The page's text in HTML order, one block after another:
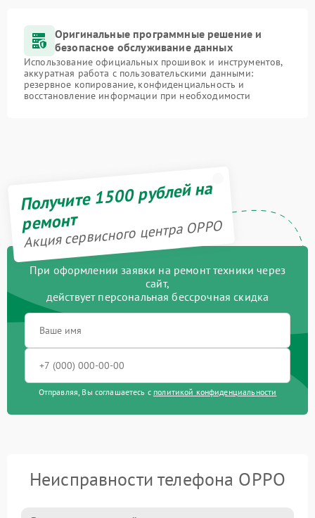
Оригинальные программные решение и
безопасное обслуживание данных
Использование официальных прошивок и инструментов,
аккуратная работа с пользовательскими данными:
резервное копирование, конфиденциальность и
восстановление информации при необходимости
Получите 1500 рублей на
ремонт
Акция сервисного центра OPPO
При оформлении заявки на ремонт техники через
сайт,
действует персональная бессрочная скидка
Отправляя, Вы соглашаетесь с политикой конфиденциальности
Неисправности телефона OPPO